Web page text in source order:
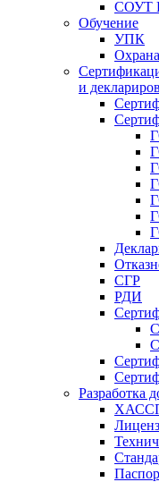
СОУТ
Обучение
УПК
и
СГР
РДИ
Разработка